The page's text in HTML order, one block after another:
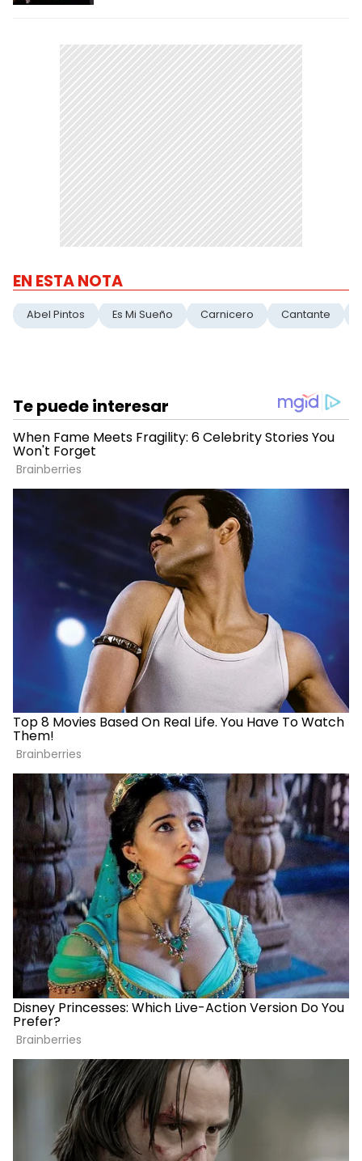
EN ESTA NOTA
Abel Pintos Es Mi Sueño Carnicero Cantante